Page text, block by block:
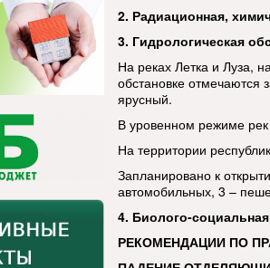
2. Радиационная,
3. Гидрологическая
На реках Летка и Луза,
обстановке отмечаются
ярусный.
В уровенном режиме
На территории
Запланировано к
автомобильных, 3 –
4. Биолого-
РЕКОМЕНДАЦИИ ПО